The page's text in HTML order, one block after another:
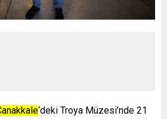
‘deki Troya Müzesi’nde 21